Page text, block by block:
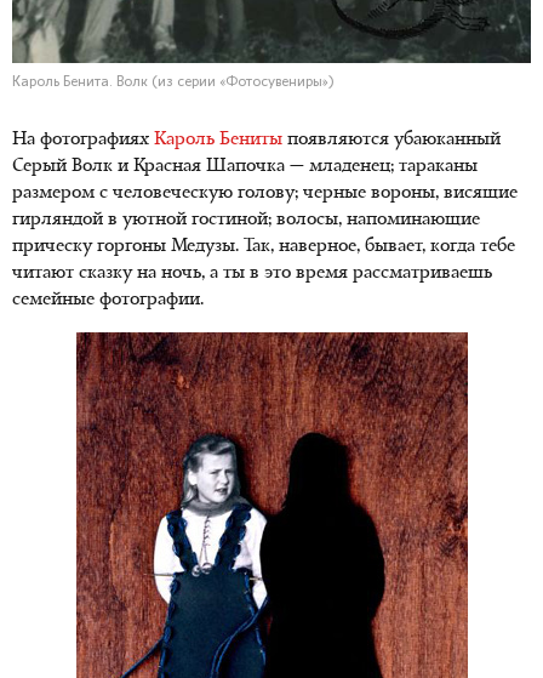
Кароль Бенита. Волк (из серии «Фотосувениры»)
На фотографиях Кароль Бениты появляются убаюканный
Серый Волк и Красная Шапочка — младенец; тараканы
размером с человеческую голову; черные вороны, висящие
гирляндой в уютной гостиной; волосы, напоминающие
прическу горгоны Медузы. Так, наверное, бывает, когда тебе
читают сказку на ночь, а ты в это время рассматриваешь
семейные фотографии.